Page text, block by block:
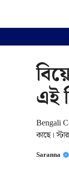
এই
Bengali
কাছে।
Saranna